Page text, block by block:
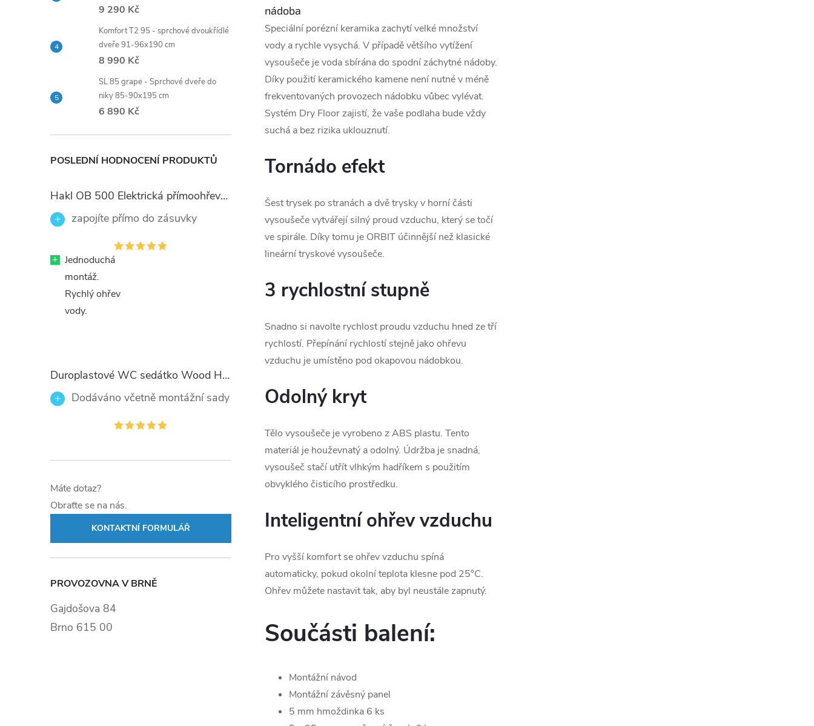
9 290 Kč
Komfort T2 95 - sprchové dvoukřídlé
dveře 91-96x190 cm
8 990 Kč
SL 85 grape - Sprchové dveře do
niky 85-90x195 cm
6 890 Kč
POSLEDNÍ HODNOCENÍ PRODUKTŮ
Hakl OB 500 Elektrická přímoohřevná vodovodní baterie, černé flexi ramínko
zapojíte přímo do zásuvky
+ Jednoduchá
montáž.
Rychlý ohřev
vody.
Duroplastové WC sedátko Wood Heart 82377 se zpomalovacím mechanismem SOFT-CLOSE
Dodáváno včetně montážní sady
Máte dotaz?
Obraťte se na nás.
KONTAKTNÍ FORMULÁŘ
PROVOZOVNA V BRNĚ
Gajdošova 84
Brno 615 00
nádoba
Speciální porézní keramika zachytí velké množství
vody a rychle vysychá. V případě většího vytížení
vysoušeče je voda sbírána do spodní záchytné nádoby.
Díky použití keramického kamene není nutné v méně
frekventovaných provozech nádobku vůbec vylévat.
Systém Dry Floor zajistí, že vaše podlaha bude vždy
suchá a bez rizika uklouznutí.
Tornádo efekt
Šest trysek po stranách a dvě trysky v horní části
vysoušeče vytvářejí silný proud vzduchu, který se točí
ve spirále. Díky tomu je ORBIT účinnější než klasické
lineární tryskové vysoušeče.
3 rychlostní stupně
Snadno si navolte rychlost proudu vzduchu hned ze tří
rychlostí. Přepínání rychlostí stejně jako ohřevu
vzduchu je umístěno pod okapovou nádobkou.
Odolný kryt
Tělo vysoušeče je vyrobeno z ABS plastu. Tento
materiál je houževnatý a odolný. Údržba je snadná,
vysoušeč stačí utřít vlhkým hadříkem s použitím
obvyklého čisticího prostředku.
Inteligentní ohřev vzduchu
Pro vyšší komfort se ohřev vzduchu spíná
automaticky, pokud okolní teplota klesne pod 25°C.
Ohřev můžete nastavit tak, aby byl neustále zapnutý.
Součásti balení:
Montážní návod
Montážní závěsný panel
5 mm hmoždinka 6 ks